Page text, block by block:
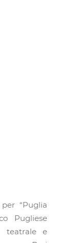
“Puglia
Pugliese
teatrale e